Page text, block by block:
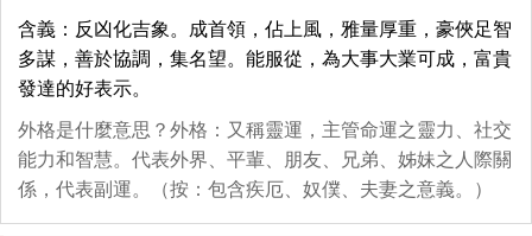
含義：反凶化吉象。成首領，佔上風，雅量厚重，豪俠足智
多謀，善於協調，集名望。能服從，為大事大業可成，富貴
發達的好表示。
外格是什麼意思？外格：又稱靈運，主管命運之靈力、社交
能力和智慧。代表外界、平輩、朋友、兄弟、姊妹之人際關
係，代表副運。（按：包含疾厄、奴僕、夫妻之意義。）